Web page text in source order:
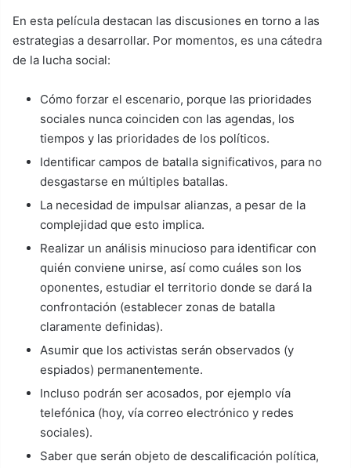
En esta película destacan las discusiones en torno a las
estrategias a desarrollar. Por momentos, es una cátedra
de la lucha social:
Cómo forzar el escenario, porque las prioridades
sociales nunca coinciden con las agendas, los
tiempos y las prioridades de los políticos.
Identificar campos de batalla significativos, para no
desgastarse en múltiples batallas.
La necesidad de impulsar alianzas, a pesar de la
complejidad que esto implica.
Realizar un análisis minucioso para identificar con
quién conviene unirse, así como cuáles son los
oponentes, estudiar el territorio donde se dará la
confrontación (establecer zonas de batalla
claramente definidas).
Asumir que los activistas serán observados (y
espiados) permanentemente.
Incluso podrán ser acosados, por ejemplo vía
telefónica (hoy, vía correo electrónico y redes
sociales).
Saber que serán objeto de descalificación política,